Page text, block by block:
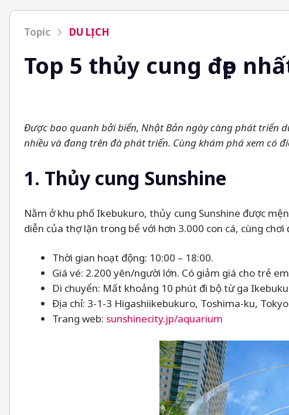
Topic DU LỊCH
Top 5 thủy cung đẹp
Được bao quanh bởi biển, Nhật Bản ngày càng phát triển
nhiều và đang trên đà phát triển. Cùng khám phá xem có
1. Thủy cung Sunshine
Nằm ở khu phố Ikebukuro, thủy cung Sunshine được
diễn của thợ lặn trong bể với hơn 3.000 con cá, cùng
Thời gian hoạt động: 10:00 – 18:00.
Giá vé: 2.200 yên/người lớn. Có giảm giá cho trẻ
Di chuyển: Mất khoảng 10 phút đi bộ từ ga
Địa chỉ: 3-1-3 Higashiikebukuro, Toshima-ku,
Trang web: sunshinecity.jp/aquarium